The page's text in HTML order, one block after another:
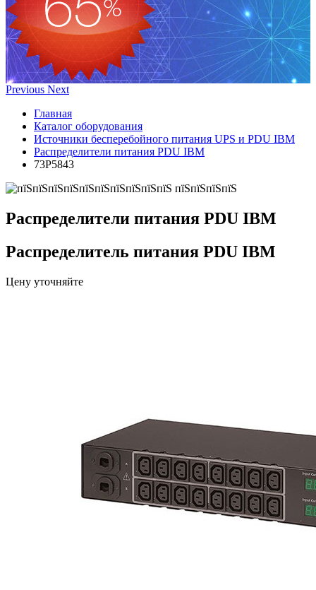
Previous Next
Главная
Каталог оборудования
Источники бесперебойного питания UPS и PDU IBM
Распределители питания PDU IBM
73P5843
Распределители питания PDU IBM
Распределитель питания PDU IBM
Цену уточняйте